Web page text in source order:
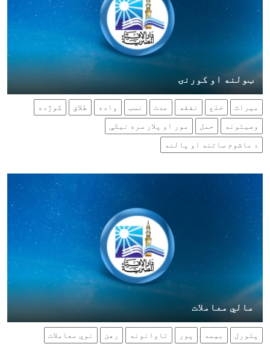
ټولنه او کورنۍ
میراث خلع نفقه عدت نسب واده طلاق
کوژده
وصیتونه
حمل
مور او پلار سره نیکې
د ماشوم ساتنه او پالنه
مالي معاملات
پلورل بیمه پور تاوانونه رهن
نوي معاملات